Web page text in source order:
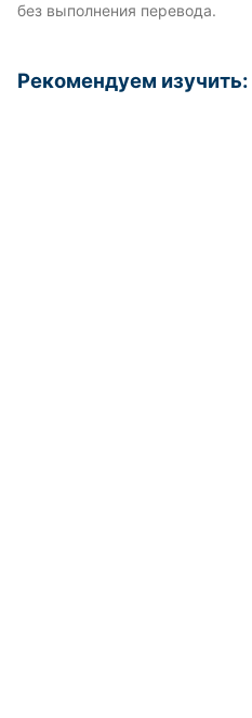
без выполнения перевода.
Рекомендуем изучить: